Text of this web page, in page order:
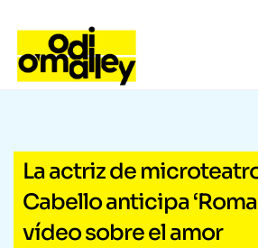
La actriz de
Cabello anticipa
vídeo sobre el amor